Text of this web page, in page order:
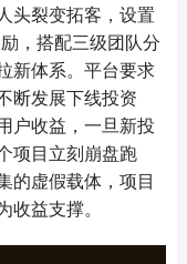
头裂变拓客，设置
，搭配三级团队分
新体系。平台要求
断发展下线投资
户收益，一旦新投
项目立刻崩盘跑
的虚假载体，项目
益支撑。